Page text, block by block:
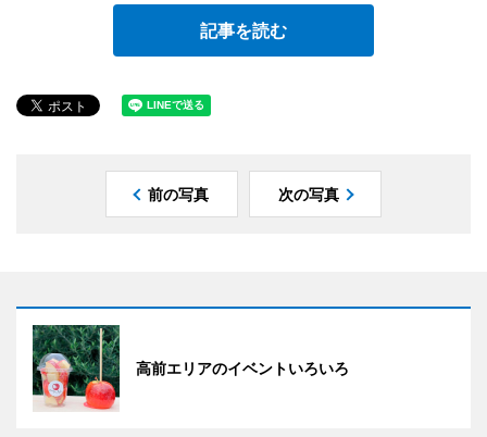
記事を読む
前の写真 次の写真
高前エリアのイベントいろいろ